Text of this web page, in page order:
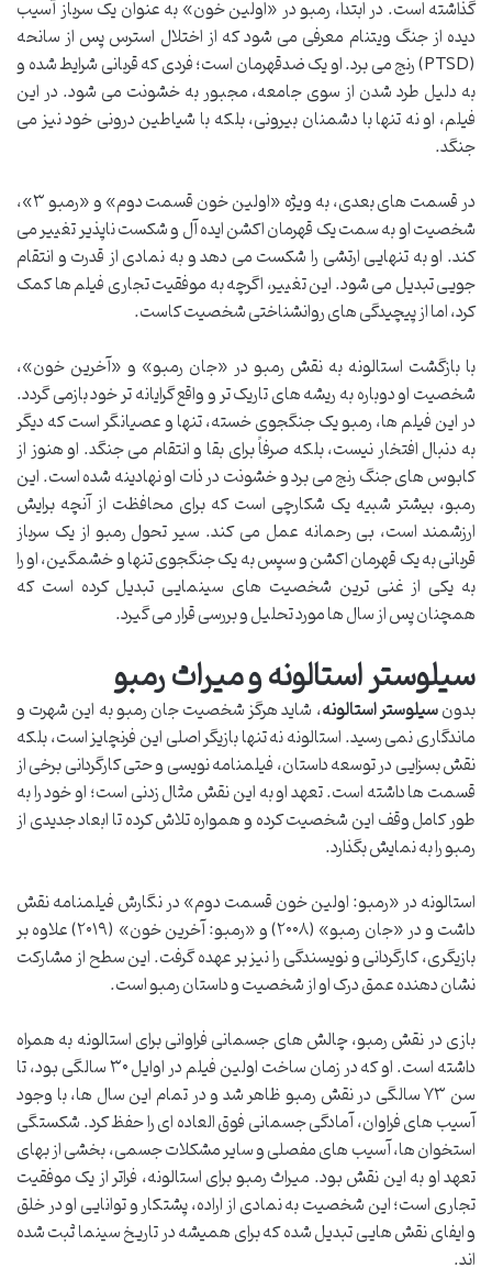
گذاشته است. در ابتدا، رمبو در «اولین خون» به عنوان یک سرباز آسیب
دیده از جنگ ویتنام معرفی می شود که از اختلال استرس پس از سانحه
(PTSD) رنج می برد. او یک ضدقهرمان است؛ فردی که قربانی شرایط شده و
به دلیل طرد شدن از سوی جامعه، مجبور به خشونت می شود. در این
فیلم، او نه تنها با دشمنان بیرونی، بلکه با شیاطین درونی خود نیز می
جنگد.
در قسمت های بعدی، به ویژه «اولین خون قسمت دوم» و «رمبو ۳»،
شخصیت او به سمت یک قهرمان اکشن ایده آل و شکست ناپذیر تغییر می
کند. او به تنهایی ارتشی را شکست می دهد و به نمادی از قدرت و انتقام
جویی تبدیل می شود. این تغییر، اگرچه به موفقیت تجاری فیلم ها کمک
کرد، اما از پیچیدگی های روانشناختی شخصیت کاست.
با بازگشت استالونه به نقش رمبو در «جان رمبو» و «آخرین خون»،
شخصیت او دوباره به ریشه های تاریک تر و واقع گرایانه تر خود بازمی گردد.
در این فیلم ها، رمبو یک جنگجوی خسته، تنها و عصیانگر است که دیگر
به دنبال افتخار نیست، بلکه صرفاً برای بقا و انتقام می جنگد. او هنوز از
کابوس های جنگ رنج می برد و خشونت در ذات او نهادینه شده است. این
رمبو، بیشتر شبیه یک شکارچی است که برای محافظت از آنچه برایش
ارزشمند است، بی رحمانه عمل می کند. سیر تحول رمبو از یک سرباز
قربانی به یک قهرمان اکشن و سپس به یک جنگجوی تنها و خشمگین، او را
به یکی از غنی ترین شخصیت های سینمایی تبدیل کرده است که
همچنان پس از سال ها مورد تحلیل و بررسی قرار می گیرد.
سیلوستر استالونه و میراث رمبو
بدونسیلوستر استالونه، شاید هرگز شخصیت جان رمبو به این شهرت و
ماندگاری نمی رسید. استالونه نه تنها بازیگر اصلی این فرنچایز است، بلکه
نقش بسزایی در توسعه داستان، فیلمنامه نویسی و حتی کارگردانی برخی از
قسمت ها داشته است. تعهد او به این نقش مثال زدنی است؛ او خود را به
طور کامل وقف این شخصیت کرده و همواره تلاش کرده تا ابعاد جدیدی از
رمبو را به نمایش بگذارد.
استالونه در «رمبو: اولین خون قسمت دوم» در نگارش فیلمنامه نقش
داشت و در «جان رمبو» (۲۰۰۸) و «رمبو: آخرین خون» (۲۰۱۹) علاوه بر
بازیگری، کارگردانی و نویسندگی را نیز بر عهده گرفت. این سطح از مشارکت
نشان دهنده عمق درک او از شخصیت و داستان رمبو است.
بازی در نقش رمبو، چالش های جسمانی فراوانی برای استالونه به همراه
داشته است. او که در زمان ساخت اولین فیلم در اوایل ۳۰ سالگی بود، تا
سن ۷۳ سالگی در نقش رمبو ظاهر شد و در تمام این سال ها، با وجود
آسیب های فراوان، آمادگی جسمانی فوق العاده ای را حفظ کرد. شکستگی
استخوان ها، آسیب های مفصلی و سایر مشکلات جسمی، بخشی از بهای
تعهد او به این نقش بود. میراث رمبو برای استالونه، فراتر از یک موفقیت
تجاری است؛ این شخصیت به نمادی از اراده، پشتکار و توانایی او در خلق
و ایفای نقش هایی تبدیل شده که برای همیشه در تاریخ سینما ثبت شده
اند.